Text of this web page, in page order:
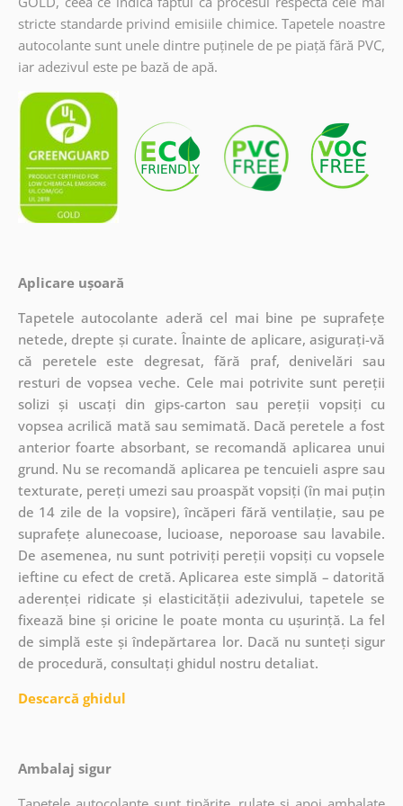
stricte standarde privind emisiile chimice. Tapetele noastre
autocolante sunt unele dintre puținele de pe piață fără PVC,
iar adezivul este pe bază de apă.
Aplicare ușoară
Tapetele autocolante aderă cel mai bine pe suprafețe
netede, drepte și curate. Înainte de aplicare, asigurați-vă
că peretele este degresat, fără praf, denivelări sau
resturi de vopsea veche. Cele mai potrivite sunt pereții
solizi și uscați din gips-carton sau pereții vopsiți cu
vopsea acrilică mată sau semimată. Dacă peretele a fost
anterior foarte absorbant, se recomandă aplicarea unui
grund. Nu se recomandă aplicarea pe tencuieli aspre sau
texturate, pereți umezi sau proaspăt vopsiți (în mai puțin
de 14 zile de la vopsire), încăperi fără ventilație, sau pe
suprafețe alunecoase, lucioase, neporoase sau lavabile.
De asemenea, nu sunt potriviți pereții vopsiți cu vopsele
ieftine cu efect de cretă. Aplicarea este simplă – datorită
aderenței ridicate și elasticității adezivului, tapetele se
fixează bine și oricine le poate monta cu ușurință. La fel
de simplă este și îndepărtarea lor. Dacă nu sunteți sigur
de procedură, consultați ghidul nostru detaliat.
Descarcă ghidul
Ambalaj sigur